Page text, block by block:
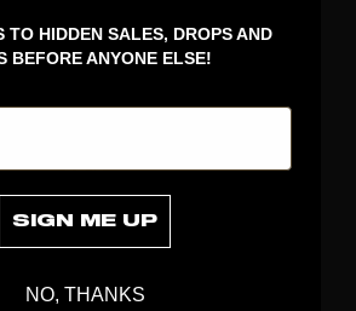
BLAD
MÅLVAKT
GREPP
TO HIDDEN SALES, DROPS AND
BEFORE ANYONE ELSE!
SIGN ME UP
NO, THANKS